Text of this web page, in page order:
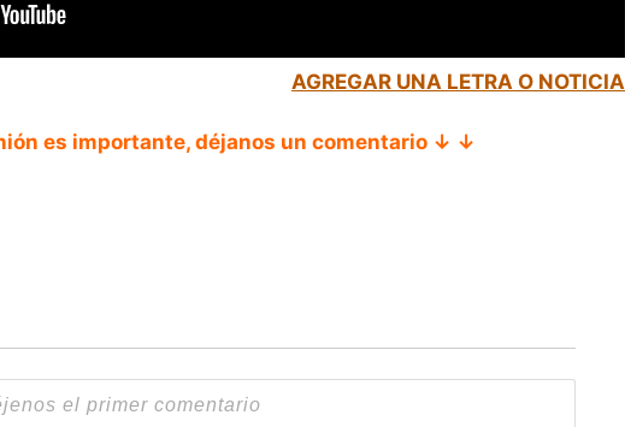
AGREGAR UNA LETRA O NOTICIA
es importante, déjanos un comentario ↓ ↓